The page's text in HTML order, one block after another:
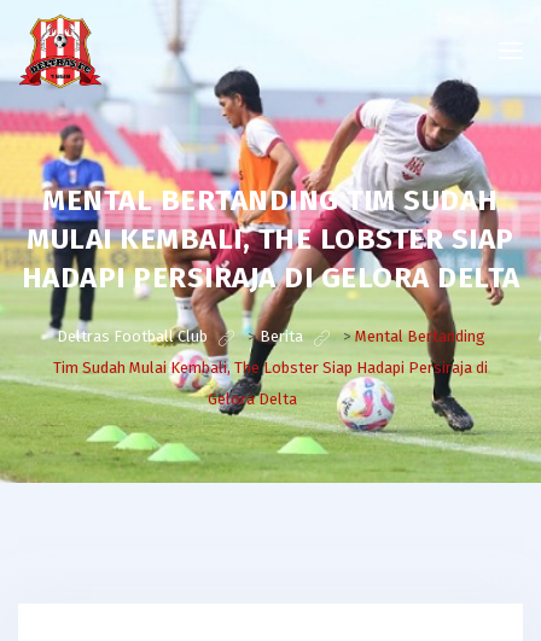
MENTAL BERTANDING TIM SUDAH
MULAI KEMBALI, THE LOBSTER SIAP
HADAPI PERSIRAJA DI GELORA DELTA
Deltras Football Club >Berita >Mental Bertanding
Tim Sudah Mulai Kembali, The Lobster Siap Hadapi Persiraja di
Gelora Delta